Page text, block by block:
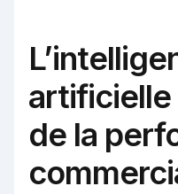
artificielle
de la